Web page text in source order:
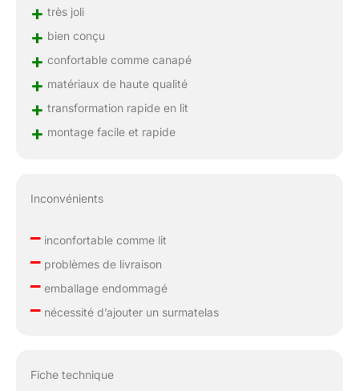
+ très joli
+ bien conçu
+ confortable comme canapé
+ matériaux de haute qualité
+ transformation rapide en lit
+ montage facile et rapide
Inconvénients
–inconfortable comme lit
–problèmes de livraison
–emballage endommagé
–nécessité d’ajouter un surmatelas
Fiche technique